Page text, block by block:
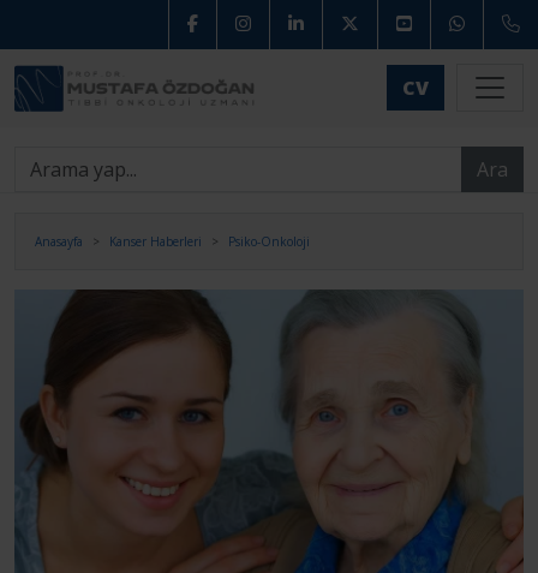
CV
Ara
Anasayfa Kanser Haberleri Psiko-Onkoloji